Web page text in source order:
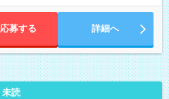
応募する 詳細へ
未読